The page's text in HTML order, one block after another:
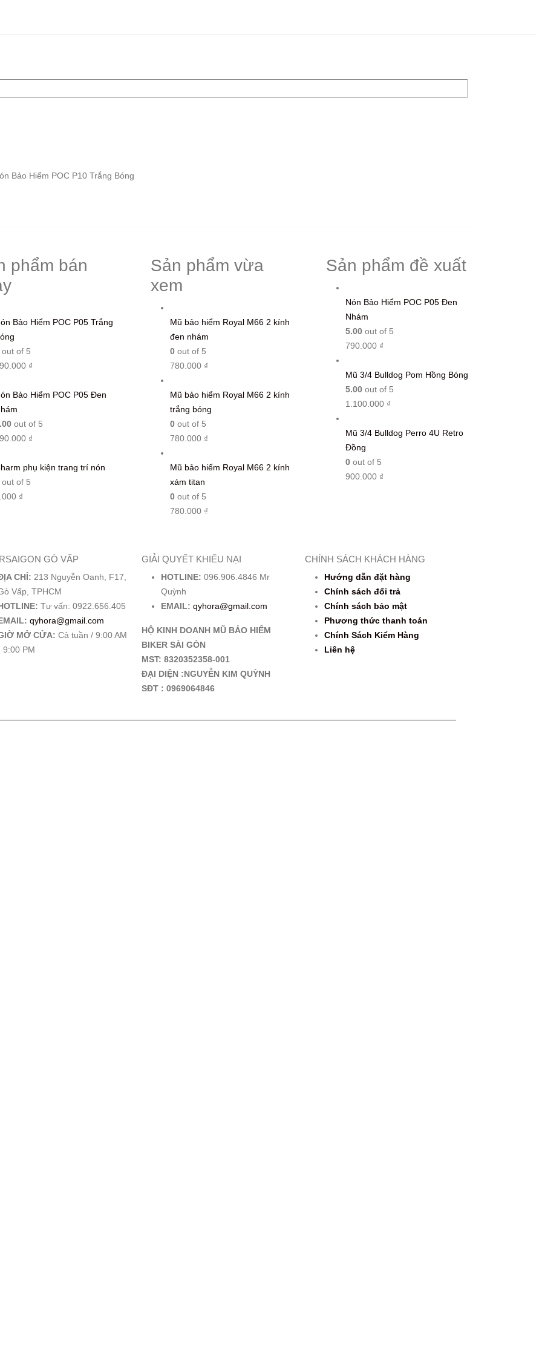
Bảo Hiểm POC P10 Trắng Bóng
phẩm bán
Bảo Hiểm POC P05 Trắng
out of 5
₫
Bảo Hiểm POC P05 Đen
out of 5
₫
phụ kiện trang trí nón
out of 5
₫
Sản phẩm vừa
xem
Mũ bảo hiểm Royal M66 2 kính
đen nhám
0 out of 5
780.000 ₫
Mũ bảo hiểm Royal M66 2 kính
trắng bóng
0 out of 5
780.000 ₫
Mũ bảo hiểm Royal M66 2 kính
xám titan
0 out of 5
780.000 ₫
Sản phẩm đề xuất
Nón Bảo Hiểm POC P05 Đen
Nhám
5.00 out of 5
790.000 ₫
Mũ 3/4 Bulldog Pom Hồng Bóng
5.00 out of 5
1.100.000 ₫
Mũ 3/4 Bulldog Perro 4U Retro
Đồng
0 out of 5
900.000 ₫
GÒ VẤP
CHỈ: 213 Nguyễn Oanh, F17,
Vấp, TPHCM
Tư vấn: 0922.656.405
qyhora@gmail.com
MỞ CỬA: Cả tuần / 9:00 AM
9:00 PM
GIẢI QUYẾT KHIẾU NẠI
HOTLINE: 096.906.4846 Mr
Quỳnh
EMAIL: qyhora@gmail.com
HỘ KINH DOANH MŨ BẢO HIỂM
BIKER SÀI GÒN
MST: 8320352358-001
ĐẠI DIỆN :NGUYỄN KIM QUỲNH
SĐT : 0969064846
CHÍNH SÁCH KHÁCH HÀNG
Hướng dẫn đặt hàng
Chính sách đổi trả
Chính sách bảo mật
Phương thức thanh toán
Chính Sách Kiểm Hàng
Liên hệ